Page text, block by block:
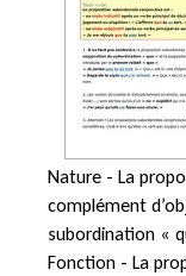
Nature - La
complément
subordination «
Fonction - La